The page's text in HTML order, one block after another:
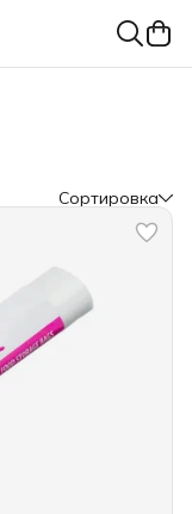
Сортировка